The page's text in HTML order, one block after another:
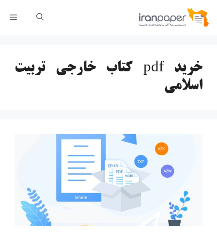
پرش
خرید pdf کتاب خارجی تربیت
اسلامی